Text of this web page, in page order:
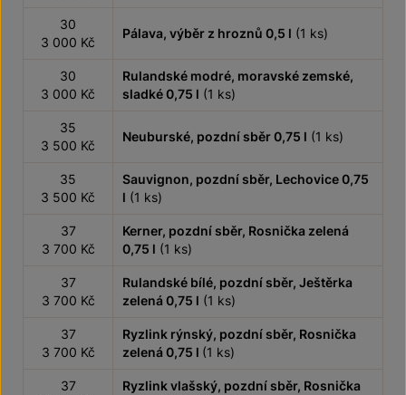
30
3 000 Kč
Pálava, výběr z hroznů 0,5 l (1 ks)
30
3 000 Kč
Rulandské modré, moravské zemské,
sladké 0,75 l (1 ks)
35
3 500 Kč
Neuburské, pozdní sběr 0,75 l (1 ks)
35
3 500 Kč
Sauvignon, pozdní sběr, Lechovice 0,75
l (1 ks)
37
3 700 Kč
Kerner, pozdní sběr, Rosnička zelená
0,75 l (1 ks)
37
3 700 Kč
Rulandské bílé, pozdní sběr, Ještěrka
zelená 0,75 l (1 ks)
37
3 700 Kč
Ryzlink rýnský, pozdní sběr, Rosnička
zelená 0,75 l (1 ks)
37
Ryzlink vlašský, pozdní sběr, Rosnička